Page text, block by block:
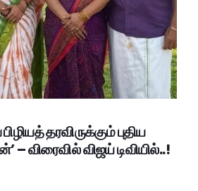
தரவிருக்கும் புதிய
– விரைவில் விஜய் டிவியில்..!